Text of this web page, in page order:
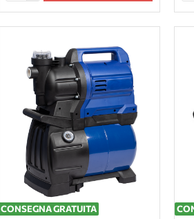
CONSEGNA GRATUITA